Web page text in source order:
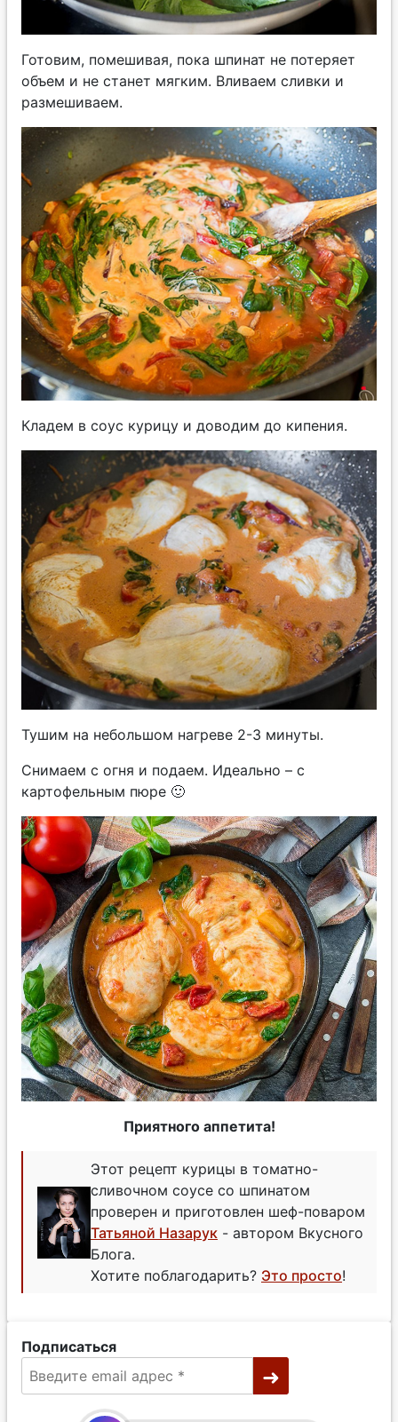
Готовим, помешивая, пока шпинат не потеряет
объем и не станет мягким. Вливаем сливки и
размешиваем.
Кладем в соус курицу и доводим до кипения.
Тушим на небольшом нагреве 2-3 минуты.
Снимаем с огня и подаем. Идеально – с
картофельным пюре 🙂
Приятного аппетита!
Этот рецепт курицы в томатно-
сливочном соусе со шпинатом
проверен и приготовлен шеф-поваром
Татьяной Назарук - автором Вкусного
Блога.
Хотите поблагодарить? Это просто!
Подписаться